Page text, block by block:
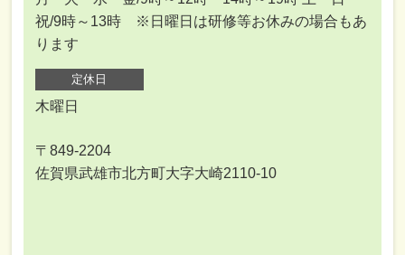
祝/9時～13時 ※日曜日は研修等お休みの場合もあ
ります
定休日
木曜日
〒849-2204
佐賀県武雄市北方町大字大崎2110-10